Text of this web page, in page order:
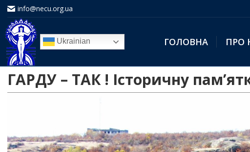
info@necu.org.ua
Ukrainian ГОЛОВНА ПРО
ГАРДУ – ТАК ! Історичну